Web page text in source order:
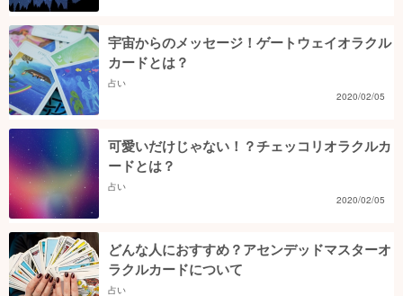
宇宙からのメッセージ！ゲートウェイオラクル
カードとは？
占い
2020/02/05
可愛いだけじゃない！？チェッコリオラクルカ
ードとは？
占い
2020/02/05
どんな人におすすめ？アセンデッドマスターオ
ラクルカードについて
占い